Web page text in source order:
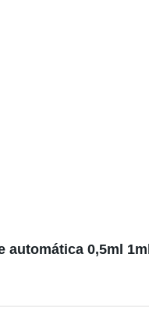
automática 0,5ml